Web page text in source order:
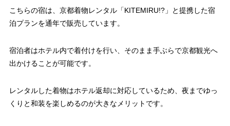
こちらの宿は、京都着物レンタル「KITEMIRU!?」と提携した宿
泊プランを通年で販売しています。
宿泊者はホテル内で着付けを行い、そのまま手ぶらで京都観光へ
出かけることが可能です。
レンタルした着物はホテル返却に対応しているため、夜までゆっ
くりと和装を楽しめるのが大きなメリットです。